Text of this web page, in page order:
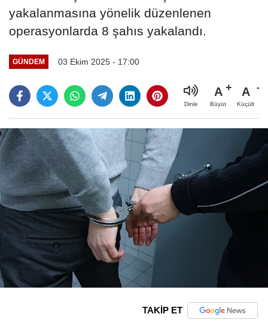
yakalanmasına yönelik düzenlenen
operasyonlarda 8 şahıs yakalandı.
GÜNDEM 03 Ekim 2025 - 17:00
Dinle
A
Büyüt
A
Küçült
TAKİP ET